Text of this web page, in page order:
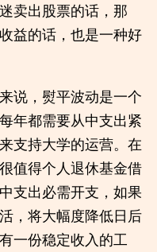
卖出股票的话，那
益的话，也是一种好
说，熨平波动是一个
年都需要从中支出紧
支持大学的运营。在
值得个人退休基金借
支出必需开支，如果
，将大幅度降低日后
一份稳定收入的工